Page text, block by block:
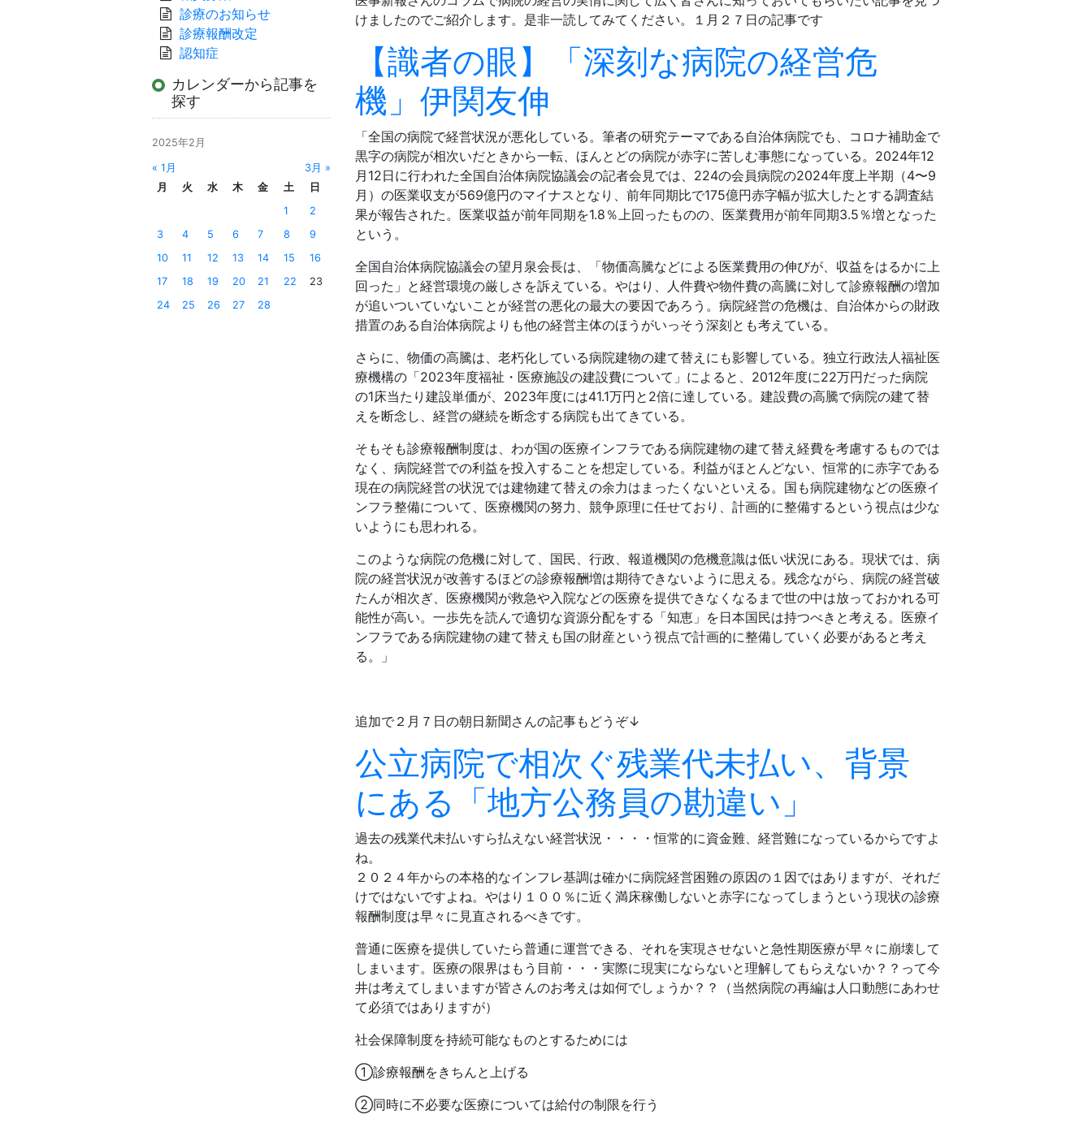
けましたのでご紹介します。是非一読してみてください。１月２７日の記事です
【識者の眼】「深刻な病院の経営危
機」伊関友伸
「全国の病院で経営状況が悪化している。筆者の研究テーマである自治体病院でも、コロナ補助金で
黒字の病院が相次いだときから一転、ほんとどの病院が赤字に苦しむ事態になっている。2024年12
月12日に行われた全国自治体病院協議会の記者会見では、224の会員病院の2024年度上半期（4〜9
月）の医業収支が569億円のマイナスとなり、前年同期比で175億円赤字幅が拡大したとする調査結
果が報告された。医業収益が前年同期を1.8％上回ったものの、医業費用が前年同期3.5％増となった
という。
全国自治体病院協議会の望月泉会長は、「物価高騰などによる医業費用の伸びが、収益をはるかに上
回った」と経営環境の厳しさを訴えている。やはり、人件費や物件費の高騰に対して診療報酬の増加
が追いついていないことが経営の悪化の最大の要因であろう。病院経営の危機は、自治体からの財政
措置のある自治体病院よりも他の経営主体のほうがいっそう深刻とも考えている。
さらに、物価の高騰は、老朽化している病院建物の建て替えにも影響している。独立行政法人福祉医
療機構の「2023年度福祉・医療施設の建設費について」によると、2012年度に22万円だった病院
の1床当たり建設単価が、2023年度には41.1万円と2倍に達している。建設費の高騰で病院の建て替
えを断念し、経営の継続を断念する病院も出てきている。
そもそも診療報酬制度は、わが国の医療インフラである病院建物の建て替え経費を考慮するものでは
なく、病院経営での利益を投入することを想定している。利益がほとんどない、恒常的に赤字である
現在の病院経営の状況では建物建て替えの余力はまったくないといえる。国も病院建物などの医療イ
ンフラ整備について、医療機関の努力、競争原理に任せており、計画的に整備するという視点は少な
いようにも思われる。
このような病院の危機に対して、国民、行政、報道機関の危機意識は低い状況にある。現状では、病
院の経営状況が改善するほどの診療報酬増は期待できないように思える。残念ながら、病院の経営破
たんが相次ぎ、医療機関が救急や入院などの医療を提供できなくなるまで世の中は放っておかれる可
能性が高い。一歩先を読んで適切な資源分配をする「知恵」を日本国民は持つべきと考える。医療イ
ンフラである病院建物の建て替えも国の財産という視点で計画的に整備していく必要があると考え
る。」
追加で２月７日の朝日新聞さんの記事もどうぞ↓
公立病院で相次ぐ残業代未払い、背景
にある「地方公務員の勘違い」
過去の残業代未払いすら払えない経営状況・・・・恒常的に資金難、経営難になっているからですよ
ね。
２０２４年からの本格的なインフレ基調は確かに病院経営困難の原因の１因ではありますが、それだ
けではないですよね。やはり１００％に近く満床稼働しないと赤字になってしまうという現状の診療
報酬制度は早々に見直されるべきです。
普通に医療を提供していたら普通に運営できる、それを実現させないと急性期医療が早々に崩壊して
しまいます。医療の限界はもう目前・・・実際に現実にならないと理解してもらえないか？？って今
井は考えてしまいますが皆さんのお考えは如何でしょうか？？（当然病院の再編は人口動態にあわせ
て必須ではありますが）
社会保障制度を持続可能なものとするためには
①診療報酬をきちんと上げる
②同時に不必要な医療については給付の制限を行う
診療のお知らせ
診療報酬改定
認知症
カレンダーから記事を
探す
2025年2月
« 1月
3月 »
月
火 水 木 金 土
日
1
2
3
4 5 6 7 8
9
10
11 12 13 14 15
16
17
18 19 20 21 22
23
24
25 26 27 28